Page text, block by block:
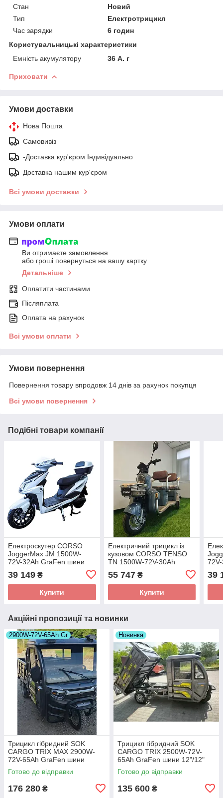
Стан
Новий
Тип
Електротрицикл
Час зарядки
6 годин
Користувальницькі характеристики
Емність акумулятору
36 А. г
Приховати
Умови доставки
Нова Пошта
Самовивіз
-Доставка кур'єром Індивідуально
Доставка нашим кур'єром
Всі умови доставки
Умови оплати
Ви отримаєте замовлення
або гроші повернуться на вашу картку
Детальніше
Оплатити частинами
Післяплата
Оплата на рахунок
Всі умови оплати
Умови повернення
Повернення товару впродовж 14 днів за рахунок покупця
Всі умови повернення
Подібні товари компанії
Електроскутер CORSO
JoggerMax JM 1500W-
72V-32Ah GraFen шини
39 149 ₴
Купити
Електричний трицикл із
кузовом CORSO TENSO
TN 1500W-72V-30Ah
55 747₴
Купити
39
Акційні пропозиції та новинки
2900W-72V-65Ah Gr
Трицикл гібридний SOK
CARGO TRIX MAX 2900W-
72V-65Ah GraFen шини
12"/12"
Готово до відправки
176 280 ₴
Новинка
Трицикл гібридний SOK
CARGO TRIX 2500W-72V-
65Ah GraFen шини 12"/12"
Готово до відправки
135 600 ₴